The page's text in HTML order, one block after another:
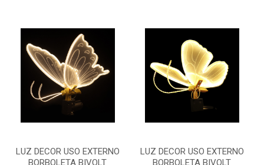
LUZ DECOR USO EXTERNO
BORBOLETA BIVOLT
LUZ DECOR USO EXTERNO
BORBOLETA BIVOLT